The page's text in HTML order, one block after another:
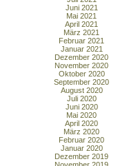
Juni 2021
Mai 2021
April 2021
März 2021
Februar 2021
Januar 2021
Dezember 2020
November 2020
Oktober 2020
September 2020
August 2020
Juli 2020
Juni 2020
Mai 2020
April 2020
März 2020
Februar 2020
Januar 2020
Dezember 2019